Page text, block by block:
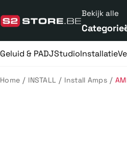
naar
de
Bekijk alle
Geluid & PADJStudioInstallatie
Home / INSTALL / Install Amps /